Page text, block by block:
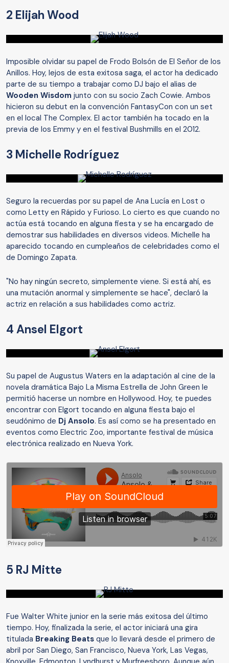
2 Elijah Wood
Imposible olvidar su papel de Frodo Bolsón de El Señor de los
Anillos. Hoy, lejos de esta exitosa saga, el actor ha dedicado
parte de su tiempo a trabajar como DJ bajo el alias de
Wooden Wisdom junto con su socio Zach Cowie. Ambos
hicieron su debut en la convención FantasyCon con un set
en el local The Complex. El actor también ha tocado en la
previa de los Emmy y en el festival Bushmills en el 2012.
3 Michelle Rodríguez
Seguro la recuerdas por su papel de Ana Lucía en Lost o
como Letty en Rápido y Furioso. Lo cierto es que cuando no
actúa está tocando en alguna fiesta y se ha encargado de
demostrar sus habilidades en diversos videos. Michelle ha
aparecido tocando en cumpleaños de celebridades como el
de Domingo Zapata.
"No hay ningún secreto, simplemente viene. Si está ahí, es
una mutación anormal y simplemente se hace", declaró la
actriz en relación a sus habilidades como actriz.
4 Ansel Elgort
Su papel de Augustus Waters en la adaptación al cine de la
novela dramática Bajo La Misma Estrella de John Green le
permitió hacerse un nombre en Hollywood. Hoy, te puedes
encontrar con Elgort tocando en alguna fiesta bajo el
seudónimo de Dj Ansolo. Es así como se ha presentado en
eventos como Electric Zoo, importante festival de música
electrónica realizado en Nueva York.
5 RJ Mitte
Fue Walter White junior en la serie más exitosa del último
tiempo. Hoy, finalizada la serie, el actor iniciará una gira
titulada Breaking Beats que lo llevará desde el primero de
abril por San Diego, San Francisco, Nueva York, Las Vegas,